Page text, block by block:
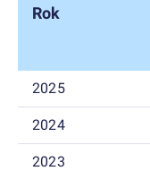
Rok
2025
2024
2023